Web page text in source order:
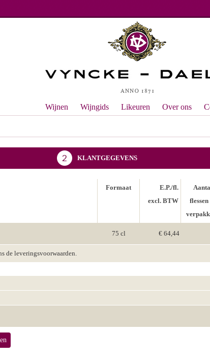
Wijnen Wijngids Likeuren Over ons
KLANTGEGEVENS
Formaat
E.P./fl.
excl. BTW
75 cl € 64,44
de leveringsvoorwaarden.